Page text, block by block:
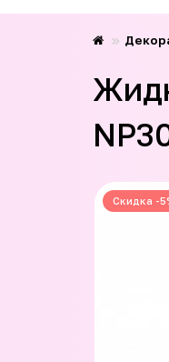
Скидка -